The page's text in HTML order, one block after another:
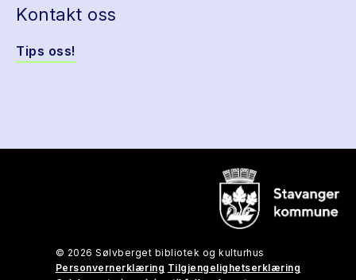
Kontakt oss
Tips oss!
© 2026 Sølvberget bibliotek og kulturhus
Personvernerklæring Tilgjengelighetserklæring